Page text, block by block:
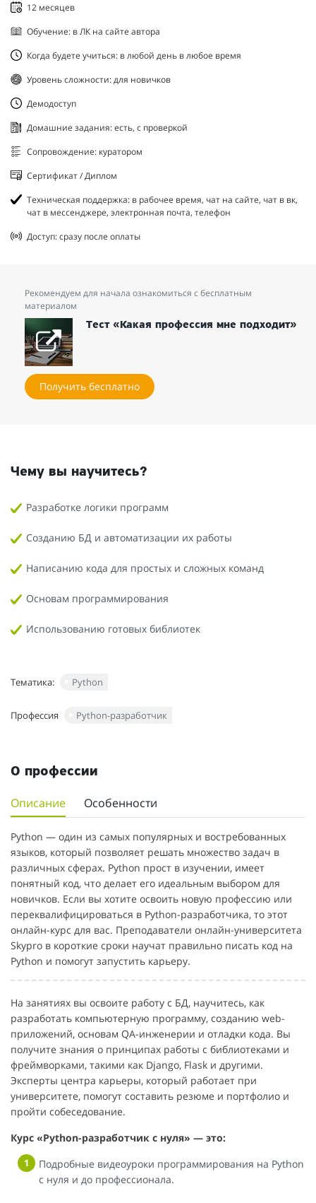
12 месяцев
Обучение: в ЛК на сайте автора
Когда будете учиться: в любой день в любое время
Уровень сложности: для новичков
Демодоступ
Домашние задания: есть, с проверкой
Сопровождение: куратором
Сертификат / Диплом
Техническая поддержка: в рабочее время, чат на сайте, чат в вк,
чат в мессенджере, электронная почта, телефон
Доступ: сразу после оплаты
Рекомендуем для начала ознакомиться с бесплатным
материалом
Тест «Какая профессия мне подходит»
Получить бесплатно
Чему вы научитесь?
Разработке логики программ
Созданию БД и автоматизации их работы
Написанию кода для простых и сложных команд
Основам программирования
Использованию готовых библиотек
Тематика: Python
Профессия Python-разработчик
О профессии
Описание Особенности
Python — один из самых популярных и востребованных
языков, который позволяет решать множество задач в
различных сферах. Python прост в изучении, имеет
понятный код, что делает его идеальным выбором для
новичков. Если вы хотите освоить новую профессию или
переквалифицироваться в Python-разработчика, то этот
онлайн-курс для вас. Преподаватели онлайн-университета
Skypro в короткие сроки научат правильно писать код на
Python и помогут запустить карьеру.
На занятиях вы освоите работу с БД, научитесь, как
разработать компьютерную программу, созданию web-
приложений, основам QA-инженерии и отладки кода. Вы
получите знания о принципах работы с библиотеками и
фреймворками, такими как Django, Flask и другими.
Эксперты центра карьеры, который работает при
университете, помогут составить резюме и портфолио и
пройти собеседование.
Курс «Python-разработчик с нуля» — это:
Подробные видеоуроки программирования на Python
с нуля и до профессионала.